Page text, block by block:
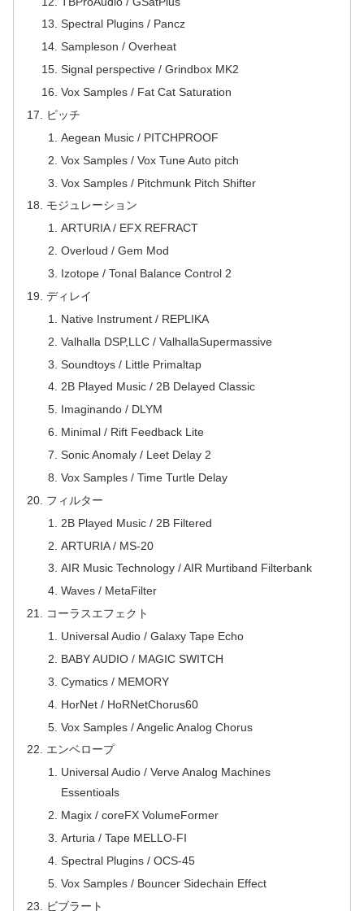
Spectral Plugins / Pancz
Sampleson / Overheat
Signal perspective / Grindbox MK2
Vox Samples / Fat Cat Saturation
ピッチ
Aegean Music / PITCHPROOF
Vox Samples / Vox Tune Auto pitch
Vox Samples / Pitchmunk Pitch Shifter
モジュレーション
ARTURIA / EFX REFRACT
Overloud / Gem Mod
Izotope / Tonal Balance Control 2
ディレイ
Native Instrument / REPLIKA
Valhalla DSP,LLC / ValhallaSupermassive
Soundtoys / Little Primaltap
2B Played Music / 2B Delayed Classic
Imaginando / DLYM
Minimal / Rift Feedback Lite
Sonic Anomaly / Leet Delay 2
Vox Samples / Time Turtle Delay
フィルター
2B Played Music / 2B Filtered
ARTURIA / MS-20
AIR Music Technology / AIR Murtiband Filterbank
Waves / MetaFilter
コーラスエフェクト
Universal Audio / Galaxy Tape Echo
BABY AUDIO / MAGIC SWITCH
Cymatics / MEMORY
HorNet / HoRNetChorus60
Vox Samples / Angelic Analog Chorus
エンベロープ
Universal Audio / Verve Analog Machines
Essentioals
Magix / coreFX VolumeFormer
Arturia / Tape MELLO-FI
Spectral Plugins / OCS-45
Vox Samples / Bouncer Sidechain Effect
ビブラート